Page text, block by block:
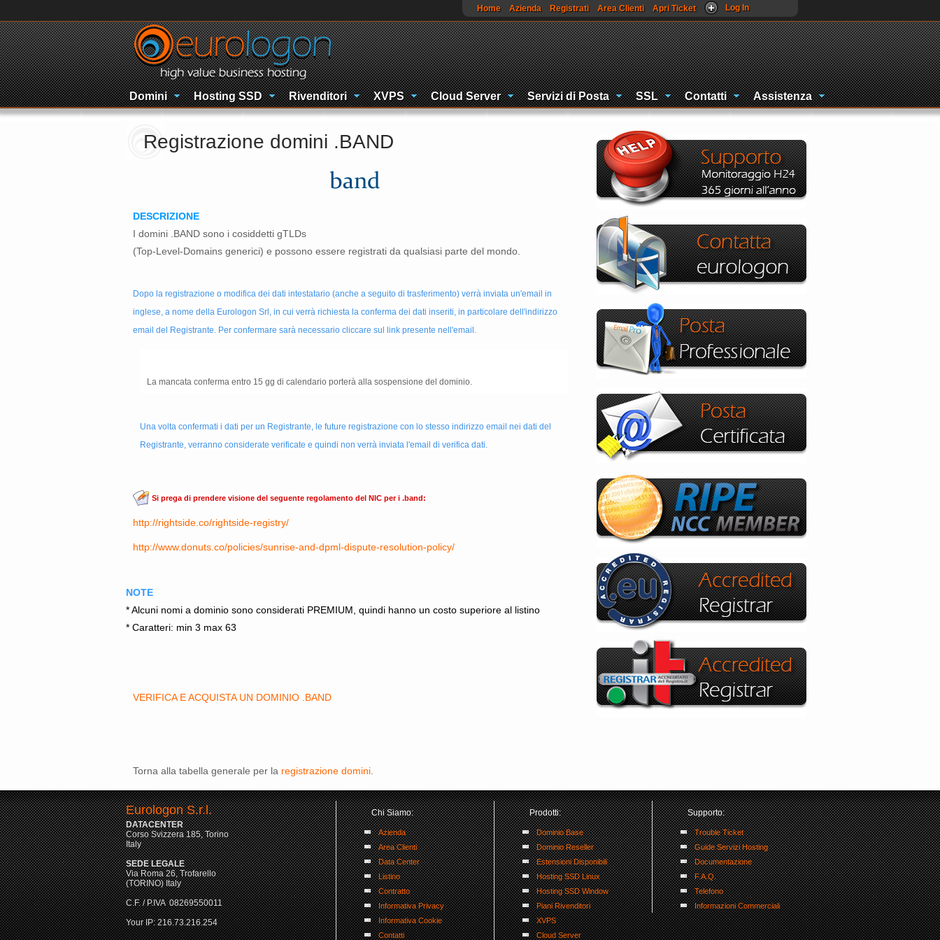
Home Azienda Registrati Area Clienti Apri Ticket Log In
Domini Hosting SSD Rivenditori XVPS Cloud Server Servizi di Posta SSL Contatti Assistenza
Registrazione domini .BAND
DESCRIZIONE
I domini .BAND sono i cosiddetti gTLDs
(Top-Level-Domains generici) e possono essere registrati da qualsiasi parte del mondo.
Dopo la registrazione o modifica dei dati intestatario (anche a seguito di trasferimento) verrà inviata un'email in
inglese, a nome della Eurologon Srl, in cui verrà richiesta la conferma dei dati inseriti, in particolare dell'indirizzo
email del Registrante. Per confermare sarà necessario cliccare sul link presente nell'email.
La mancata conferma entro 15 gg di calendario porterà alla sospensione del dominio.
Una volta confermati i dati per un Registrante, le future registrazione con lo stesso indirizzo email nei dati del
Registrante, verranno considerate verificate e quindi non verrà inviata l'email di verifica dati.
Si prega di prendere visione del seguente regolamento del NIC per i .band:
http://rightside.co/rightside-registry/
http://www.donuts.co/policies/sunrise-and-dpml-dispute-resolution-policy/
NOTE
* Alcuni nomi a dominio sono considerati PREMIUM, quindi hanno un costo superiore al listino
* Caratteri: min 3 max 63
VERIFICA E ACQUISTA UN DOMINIO .BAND
Torna alla tabella generale per la registrazione domini
Eurologon S.r.l.
DATACENTER
Corso Svizzera 185, Torino
Italy
SEDE LEGALE
Via Roma 26, Trofarello
(TORINO) Italy
C.F. / P.IVA 08269550011
Your IP: 216.73.216.254
Chi Siamo:
Azienda
Area Clienti
Data Center
Listino
Contratto
Informativa Privacy
Informativa Cookie
Contatti
Prodotti:
Dominio Base
Dominio Reseller
Estensioni Disponibili
Hosting SSD Linux
Hosting SSD Window
Piani Rivenditori
XVPS
Cloud Server
Supporto:
Trouble Ticket
Guide Servizi Hosting
Documentazione
F.A.Q.
Telefono
Informazioni Commerciali